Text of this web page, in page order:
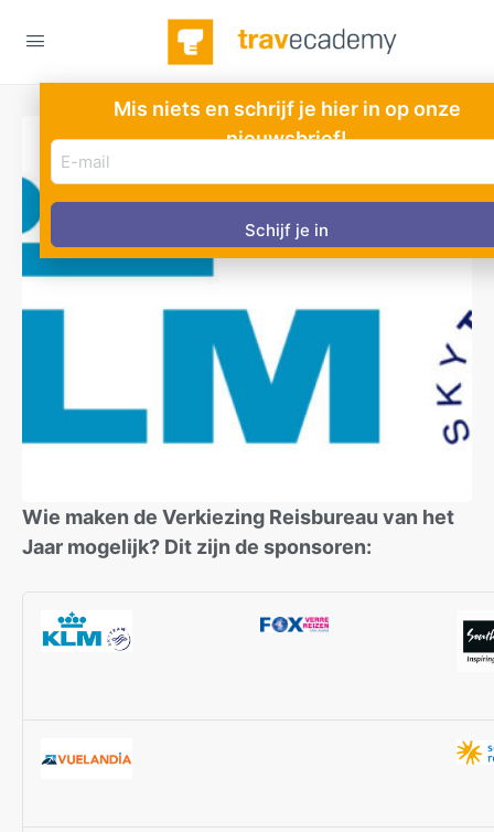
Wie maken de Verkiezing Reisbureau van het
Jaar mogelijk? Dit zijn de sponsoren:
Mis niets en schrijf je hier in op onze
nieuwsbrief!
E-
mail
adres